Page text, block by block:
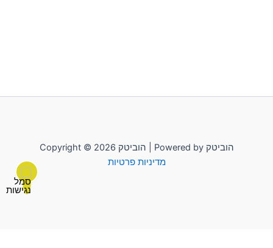
Copyright © 2026 הוביטק | Powered by הוביטק
מדיניות פרטיות